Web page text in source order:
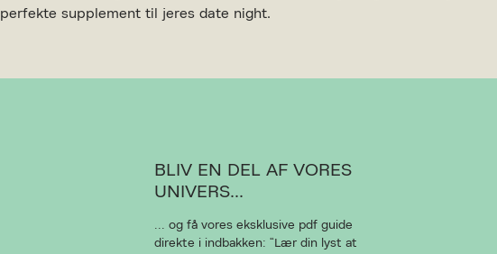
perfekte supplement til jeres date night.
BLIV EN DEL AF VORES
UNIVERS...
... og få vores eksklusive pdf guide
direkte i indbakken: “Lær din lyst at